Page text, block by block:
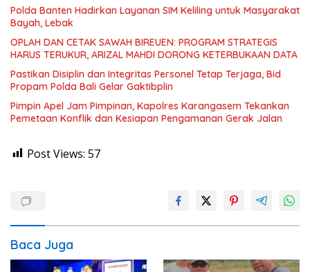
Polda Banten Hadirkan Layanan SIM Keliling untuk Masyarakat
Bayah, Lebak
OPLAH DAN CETAK SAWAH BIREUEN: PROGRAM STRATEGIS
HARUS TERUKUR, ARIZAL MAHDI DORONG KETERBUKAAN DATA
Pastikan Disiplin dan Integritas Personel Tetap Terjaga, Bid
Propam Polda Bali Gelar Gaktibplin
Pimpin Apel Jam Pimpinan, Kapolres Karangasem Tekankan
Pemetaan Konflik dan Kesiapan Pengamanan Gerak Jalan
Post Views: 57
Baca Juga